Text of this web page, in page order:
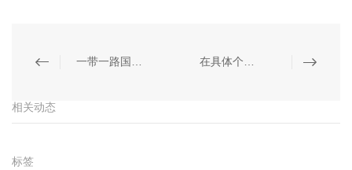
一带一路国际商事调解中心调解员要经过什么样的培训？ 在具体个案中，如何选择调解员？
相关动态
标签